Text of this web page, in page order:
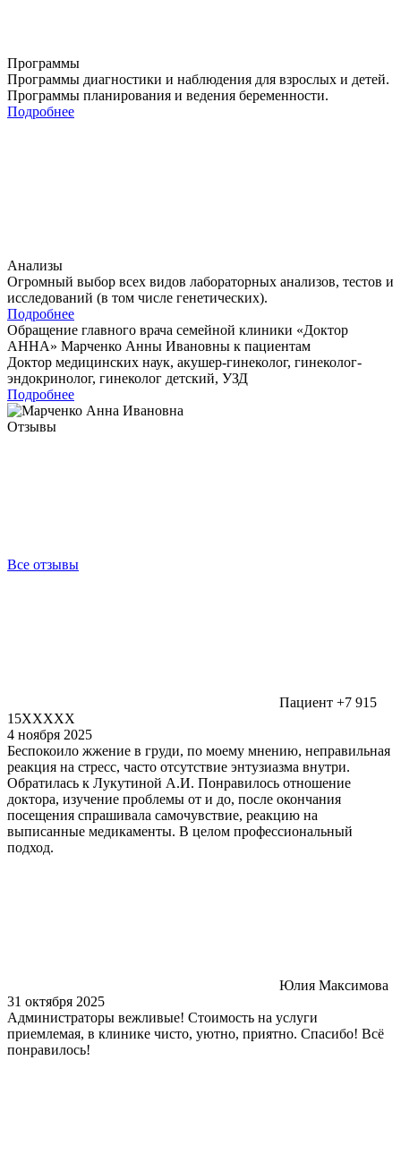
Программы
Программы диагностики и наблюдения для взрослых и детей.
Программы планирования и ведения беременности.
Подробнее
Анализы
Огромный выбор всех видов лабораторных анализов, тестов и
исследований (в том числе генетических).
Подробнее
Обращение главного врача семейной клиники «Доктор
АННА» Марченко Анны Ивановны к пациентам
Доктор медицинских наук, акушер-гинеколог, гинеколог-
эндокринолог, гинеколог детский, УЗД
Подробнее
Отзывы
Все отзывы
Пациент +7 915
15XXXXX
4 ноября 2025
Беспокоило жжение в груди, по моему мнению, неправильная
реакция на стресс, часто отсутствие энтузиазма внутри.
Обратилась к Лукутиной А.И. Понравилось отношение
доктора, изучение проблемы от и до, после окончания
посещения спрашивала самочувствие, реакцию на
выписанные медикаменты. В целом профессиональный
подход.
Юлия Максимова
31 октября 2025
Администраторы вежливые! Стоимость на услуги
приемлемая, в клинике чисто, уютно, приятно. Спасибо! Всё
понравилось!